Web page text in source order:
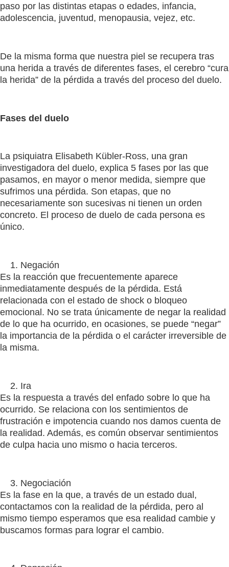
paso por las distintas etapas o edades, infancia,
adolescencia, juventud, menopausia, vejez, etc.
De la misma forma que nuestra piel se recupera tras
una herida a través de diferentes fases, el cerebro “cura
la herida” de la pérdida a través del proceso del duelo.
Fases del duelo
La psiquiatra Elisabeth Kübler-Ross, una gran
investigadora del duelo, explica 5 fases por las que
pasamos, en mayor o menor medida, siempre que
sufrimos una pérdida. Son etapas, que no
necesariamente son sucesivas ni tienen un orden
concreto. El proceso de duelo de cada persona es
único.
Negación
Es la reacción que frecuentemente aparece
inmediatamente después de la pérdida. Está
relacionada con el estado de shock o bloqueo
emocional. No se trata únicamente de negar la realidad
de lo que ha ocurrido, en ocasiones, se puede “negar”
la importancia de la pérdida o el carácter irreversible de
la misma.
Ira
Es la respuesta a través del enfado sobre lo que ha
ocurrido. Se relaciona con los sentimientos de
frustración e impotencia cuando nos damos cuenta de
la realidad. Además, es común observar sentimientos
de culpa hacia uno mismo o hacia terceros.
Negociación
Es la fase en la que, a través de un estado dual,
contactamos con la realidad de la pérdida, pero al
mismo tiempo esperamos que esa realidad cambie y
buscamos formas para lograr el cambio.